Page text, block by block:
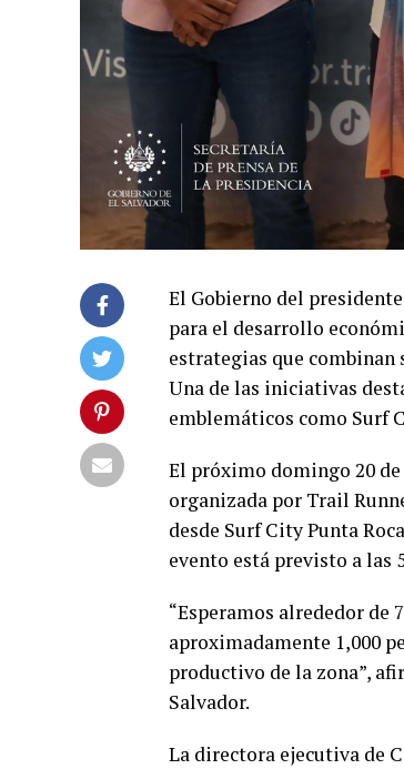
El Gobierno del
para el desarrollo
estrategias que
Una de las iniciativas
emblemáticos como Surf
El próximo domingo 20
organizada por Trail
desde Surf City Punta
evento está previsto a las
“Esperamos alrededor de
aproximadamente 1,000
productivo de la zona”,
Salvador.
La directora ejecutiva de